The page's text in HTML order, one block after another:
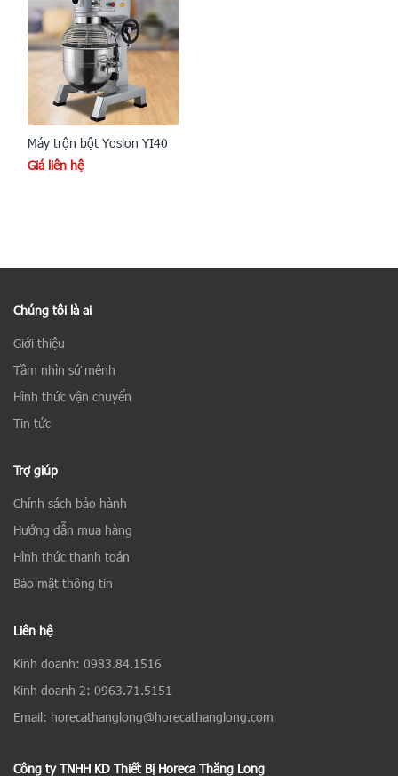
Máy trộn bột Yoslon YI40
Giá liên hệ
Chúng tôi là ai
Giới thiệu
Tầm nhìn sứ mệnh
Hình thức vận chuyển
Tin tức
Trợ giúp
Chính sách bảo hành
Hướng dẫn mua hàng
Hình thức thanh toán
Bảo mật thông tin
Liên hệ
Kinh doanh: 0983.84.1516
Kinh doanh 2: 0963.71.5151
Email: horecathanglong@horecathanglong.com
Công ty TNHH KD Thiết Bị Horeca Thăng Long